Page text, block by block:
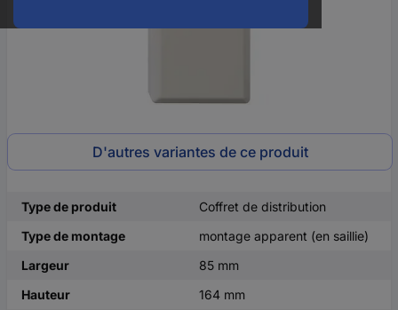
D'autres variantes de ce produit
Type de produit
Coffret de distribution
Type de montage
montage apparent (en saillie)
Largeur
85 mm
Hauteur
164 mm